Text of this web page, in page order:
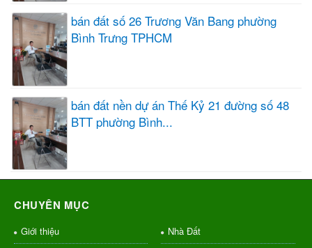
bán đất số 26 Trương Văn Bang phường
Bình Trưng TPHCM
bán đất nền dự án Thế Kỷ 21 đường số 48
BTT phường Bình...
CHUYÊN MỤC
Giới thiệu
Nhà Đất